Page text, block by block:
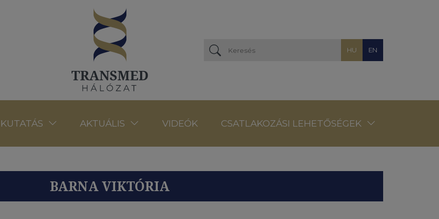
HU EN
KUTATÁS AKTUÁLIS VIDEÓK CSATLAKOZÁSI LEHETŐSÉGEK
BARNA VIKTÓRIA